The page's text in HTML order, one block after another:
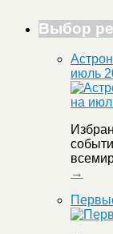
Выбор
июль
→